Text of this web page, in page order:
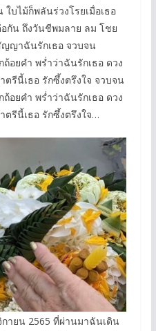
บไม้ก็พลันร่วงโรยเมื่อเธอ
น ถึงวันชีพมลาย ลม โชย
ญญาฉันรักเธอ จวบจน
อยคำ พร่ำว่าฉันรักเธอ ดวง
ตรีนี้เธอ รักซึ้งตรึงใจ จวบจน
อยคำ พร่ำว่าฉันรักเธอ ดวง
ตรีนี้เธอ รักซึ้งตรึงใจ…
ายน 2565 ที่ผ่านมาฉันเดิน